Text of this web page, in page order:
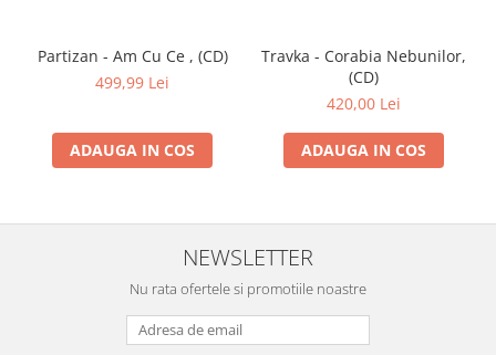
Partizan - Am Cu Ce , (CD)
499,99 Lei
ADAUGA IN COS
Travka - Corabia Nebunilor,
(CD)
420,00 Lei
ADAUGA IN COS
NEWSLETTER
Nu rata ofertele si promotiile noastre